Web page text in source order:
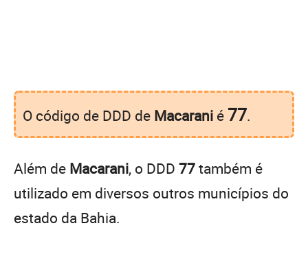
O código de DDD de Macarani é 77.
Além de Macarani, o DDD 77também é
utilizado em diversos outros municípios do
estado da Bahia.